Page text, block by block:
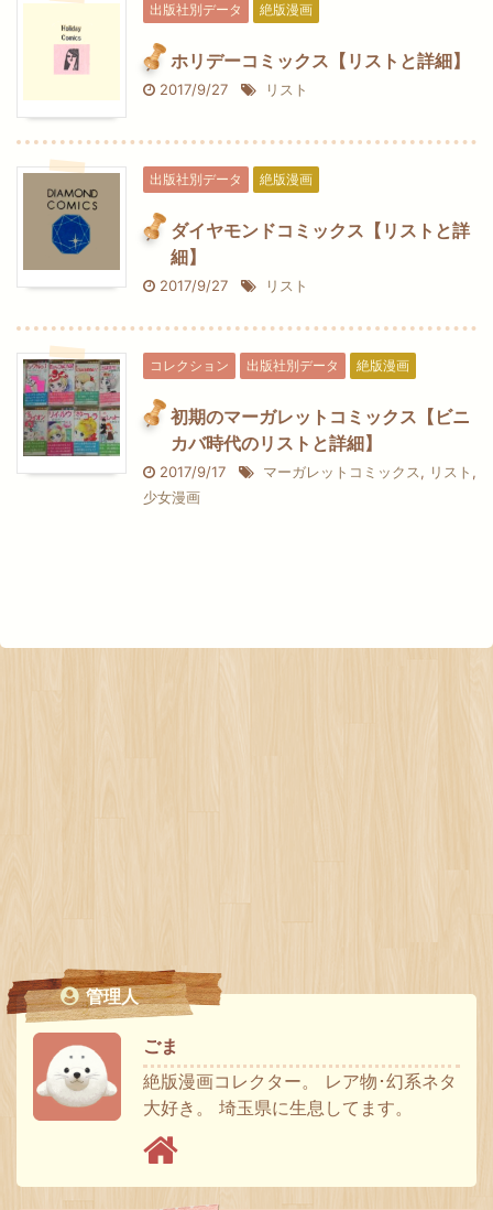
出版社別データ 絶版漫画
ホリデーコミックス【リストと詳細】
2017/9/27 リスト
出版社別データ 絶版漫画
ダイヤモンドコミックス【リストと詳
細】
2017/9/27 リスト
コレクション 出版社別データ 絶版漫画
初期のマーガレットコミックス【ビニ
カバ時代のリストと詳細】
2017/9/17 マーガレットコミックス, リスト ,
少女漫画
管理人
ごま
絶版漫画コレクター。 レア物･幻系ネタ
大好き。 埼玉県に生息してます。